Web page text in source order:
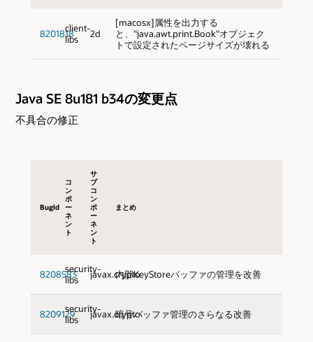
8201818client-
libs
2d
[macosx]属性を出力する
と、"java.awt.print.Book"オブジェク
トで設定されたページサイズが壊れる
Java SE 8u181 b34の変更点
不具合の修正
BugId
コ
ン
ポ
ー
ネ
ン
ト
サ
ブ
コ
ン
ポ
ー
ネ
ン
ト
まとめ
8208583security-
libs
javax.crypto内部KeyStoreバッファの管理を改善
8209129security-
libs
javax.crypto暗号バッファ管理のさらなる改善